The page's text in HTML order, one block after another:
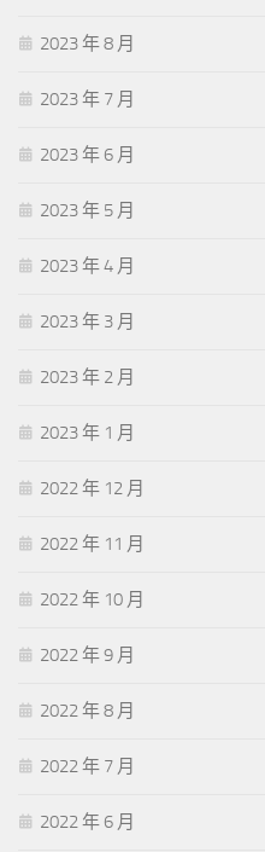
2023 年 8 月
2023 年 7 月
2023 年 6 月
2023 年 5 月
2023 年 4 月
2023 年 3 月
2023 年 2 月
2023 年 1 月
2022 年 12 月
2022 年 11 月
2022 年 10 月
2022 年 9 月
2022 年 8 月
2022 年 7 月
2022 年 6 月